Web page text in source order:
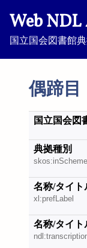
Web
国立国会図書館
偶蹄目
国立国会図
典拠種別
skos:inScheme
名称/タイト
xl:prefLabel
名称/タイト